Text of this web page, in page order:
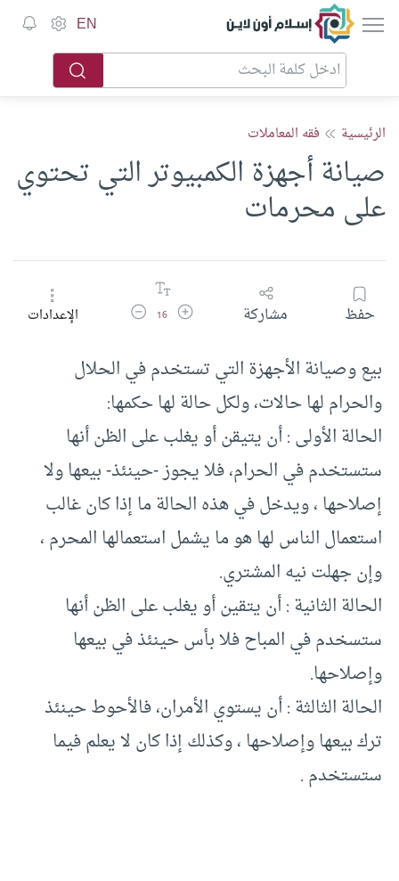
إسلام أون لاين EN
الرئيسية فقه المعاملات
صيانة أجهزة الكمبيوتر التي تحتوي
على محرمات
حفظ مشاركة زيادة حجم الخط
16 تقليل حجم الخطالإعدادات
بيع وصيانة الأجهزة التي تستخدم في الحلال
والحرام لها حالات، ولكل حالة لها حكمها:
الحالة الأولى : أن يتيقن أو يغلب على الظن أنها
ستستخدم في الحرام، فلا يجوز -حينئذ- بيعها ولا
إصلاحها ، ويدخل في هذه الحالة ما إذا كان غالب
استعمال الناس لها هو ما يشمل استعمالها المحرم ،
وإن جهلت نيه المشتري.
الحالة الثانية : أن يتقين أو يغلب على الظن أنها
ستسخدم في المباح فلا بأس حينئذ في بيعها
وإصلاحها.
الحالة الثالثة : أن يستوي الأمران، فالأحوط حينئذ
ترك بيعها وإصلاحها ، وكذلك إذا كان لا يعلم فيما
ستستخدم .